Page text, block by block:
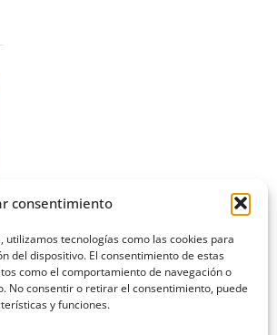
consentimiento
tecnologías como las cookies para
del dispositivo. El consentimiento de estas
como el comportamiento de navegación o
No consentir o retirar el consentimiento, puede
y funciones.